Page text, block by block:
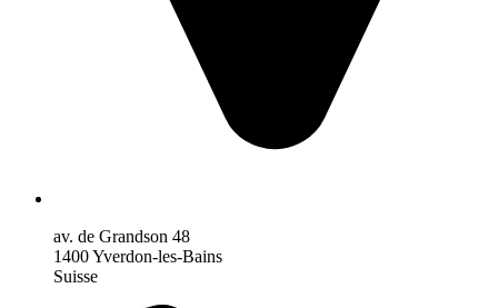
av. de Grandson 48
1400 Yverdon-les-Bains
Suisse